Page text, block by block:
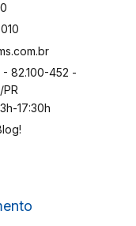
- 82.100-452 -
17:30h